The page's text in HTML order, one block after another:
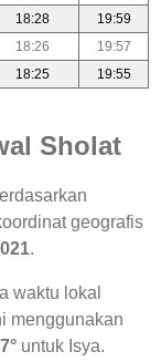
18:28
19:59
18:26
19:57
18:25 19:55
Sholat
geografis
.
waktu lokal
menggunakan
untuk Isya.